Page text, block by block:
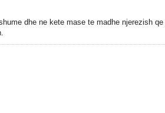
dhe ne kete mase te madhe njerezish qe